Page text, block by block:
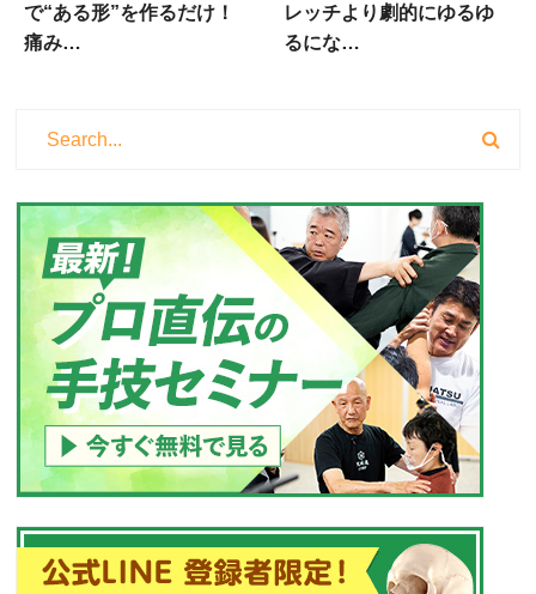
で“ある形”を作るだけ！
痛み…
レッチより劇的にゆるゆ
るにな…